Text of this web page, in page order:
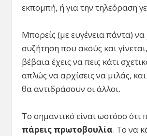
εκπομπή, ή για την τηλεόραση
Μπορείς (με ευγένεια πάντα) να
συζήτηση που ακούς και
βέβαια έχεις να πεις κάτι
απλώς να αρχίσεις να μιλάς,
θα αντιδράσουν οι άλλοι.
Το σημαντικό είναι ωστόσο ότι
πάρεις πρωτοβουλία. Το να